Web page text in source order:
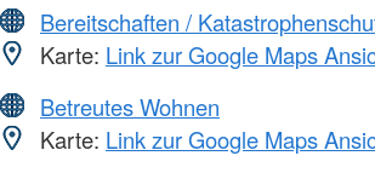
Bereitschaften /
Karte: Link zur Google Maps
Betreutes Wohnen
Karte: Link zur Google Maps